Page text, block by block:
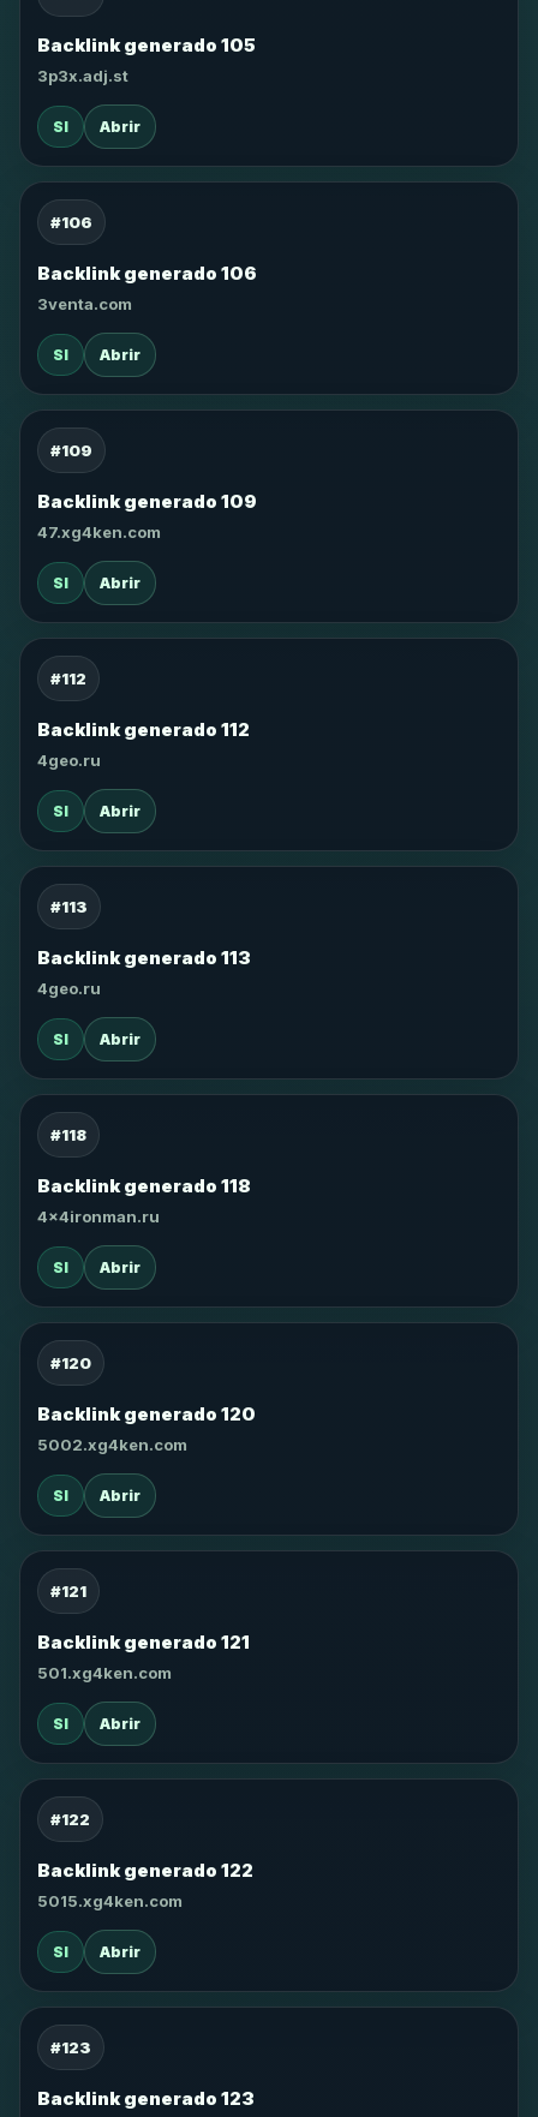
Backlink generado 105
3p3x.adj.st
SI Abrir
#106
Backlink generado 106
3venta.com
SI Abrir
#109
Backlink generado 109
47.xg4ken.com
SI Abrir
#112
Backlink generado 112
4geo.ru
SI Abrir
#113
Backlink generado 113
4geo.ru
SI Abrir
#118
Backlink generado 118
4x4ironman.ru
SI Abrir
#120
Backlink generado 120
5002.xg4ken.com
SI Abrir
#121
Backlink generado 121
501.xg4ken.com
SI Abrir
#122
Backlink generado 122
5015.xg4ken.com
SI Abrir
#123
Backlink generado 123